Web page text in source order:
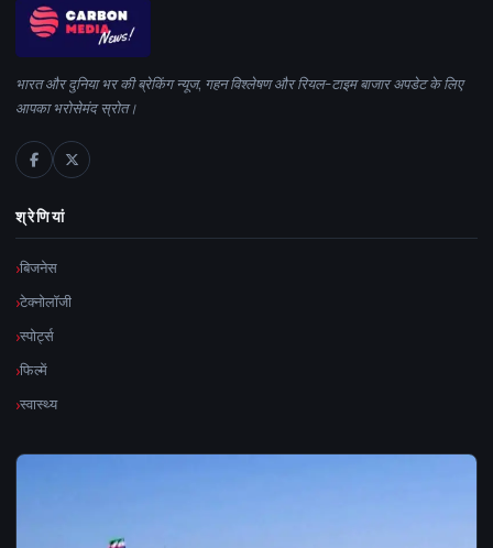
भारत और दुनिया भर की ब्रेकिंग न्यूज, गहन विश्लेषण और रियल-टाइम बाजार अपडेट के लिए
आपका भरोसेमंद स्रोत।
श्रेणियां
बिजनेस
टेक्नोलॉजी
स्पोर्ट्स
फिल्में
स्वास्थ्य